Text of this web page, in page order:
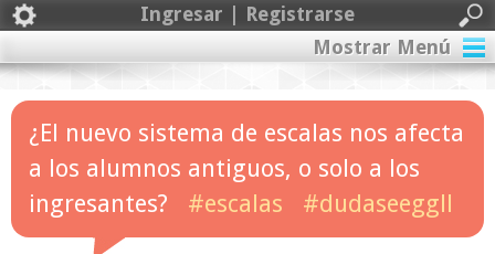
Ingresar | Registrarse
Mostrar Menú
¿El nuevo sistema de escalas nos afecta
a los alumnos antiguos, o solo a los
ingresantes?
#escalas #dudaseeggll